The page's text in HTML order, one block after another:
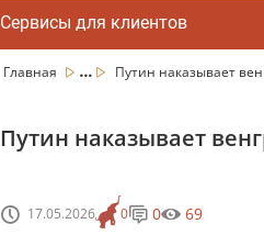
Сервисы для клиентов
Главная ... Путин наказывает
Путин наказывает
17.05.2026 0 0 69